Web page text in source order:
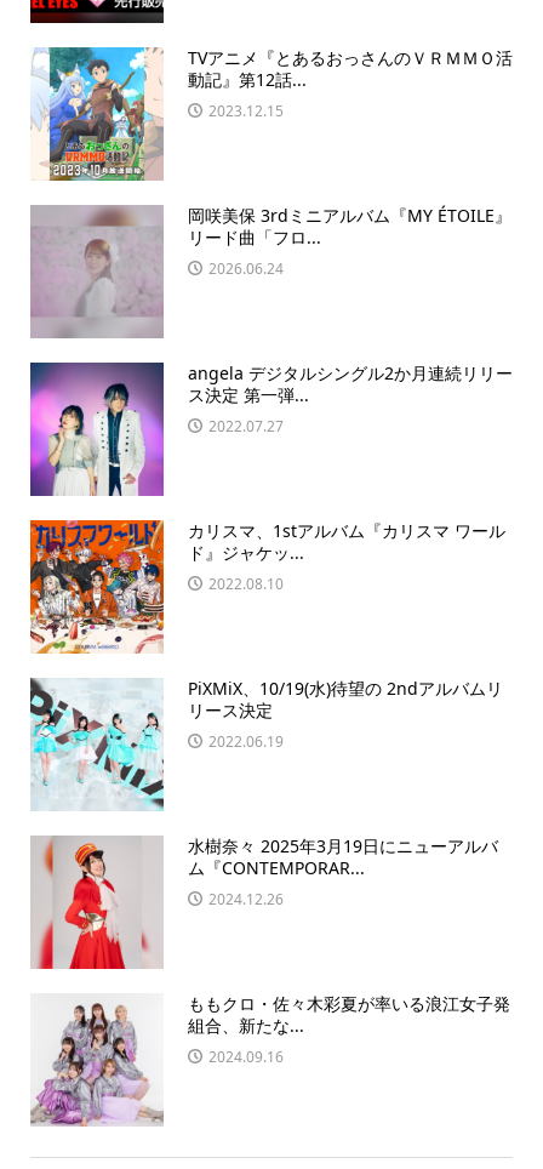
TVアニメ『とあるおっさんのＶＲＭＭＯ活
動記』第12話...
2023.12.15
岡咲美保 3rdミニアルバム『MY ÉTOILE』
リード曲「フロ...
2026.06.24
angela デジタルシングル2か月連続リリー
ス決定 第一弾...
2022.07.27
カリスマ、1stアルバム『カリスマ ワール
ド』ジャケッ...
2022.08.10
PiXMiX、10/19(水)待望の 2ndアルバムリ
リース決定
2022.06.19
水樹奈々 2025年3月19日にニューアルバ
ム『CONTEMPORAR...
2024.12.26
ももクロ・佐々木彩夏が率いる浪江女子発
組合、新たな...
2024.09.16